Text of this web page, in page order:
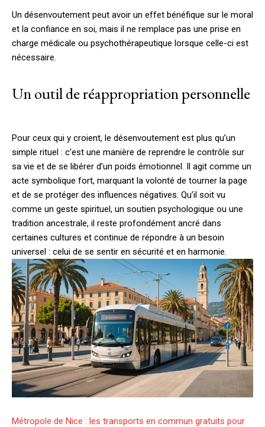
Un désenvoutement peut avoir un effet bénéfique sur le moral
et la confiance en soi, mais il ne remplace pas une prise en
charge médicale ou psychothérapeutique lorsque celle-ci est
nécessaire.
Un outil de réappropriation personnelle
Pour ceux qui y croient, le désenvoutement est plus qu’un
simple rituel : c’est une manière de reprendre le contrôle sur
sa vie et de se libérer d’un poids émotionnel. Il agit comme un
acte symbolique fort, marquant la volonté de tourner la page
et de se protéger des influences négatives. Qu’il soit vu
comme un geste spirituel, un soutien psychologique ou une
tradition ancestrale, il reste profondément ancré dans
certaines cultures et continue de répondre à un besoin
universel : celui de se sentir en sécurité et en harmonie.
Métropole de Nice : les transports en commun gratuits pour